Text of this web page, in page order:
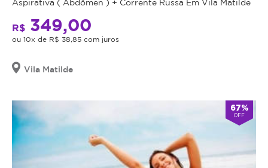
Aspirativa ( Abdômen ) + Corrente Russa Em Vila Matilde
R$ 349,00
ou 10x de R$ 38,85 com juros
Vila Matilde
67%
OFF